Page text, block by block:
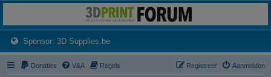
Het 3D print forum van de Benelux na de sluiting van 3dprintforum.nl
Sponsor: 3D Supplies.be(Opens a new tab)
Donaties V&A Regels Aanmelden
Registreer